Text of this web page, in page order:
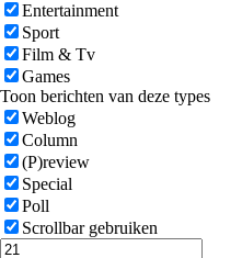
Entertainment
Sport
Film & Tv
Games
Toon berichten van deze types
Weblog
Column
(P)review
Special
Poll
Scrollbar gebruiken